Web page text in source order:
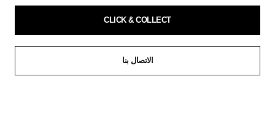
CLICK & COLLECT
الاتصال بنا